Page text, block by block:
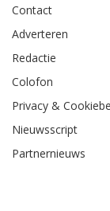
Contact
Adverteren
Redactie
Colofon
Privacy &
Nieuwsscript
Partnernieuws